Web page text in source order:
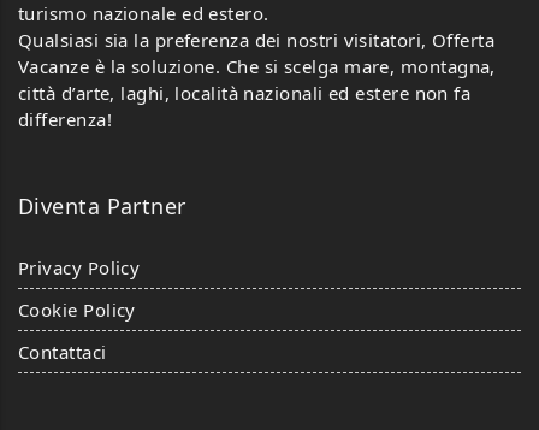
turismo nazionale ed estero.
Qualsiasi sia la preferenza dei nostri visitatori, Offerta
Vacanze è la soluzione. Che si scelga mare, montagna,
città d’arte, laghi, località nazionali ed estere non fa
differenza!
Diventa Partner
Privacy Policy
Cookie Policy
Contattaci